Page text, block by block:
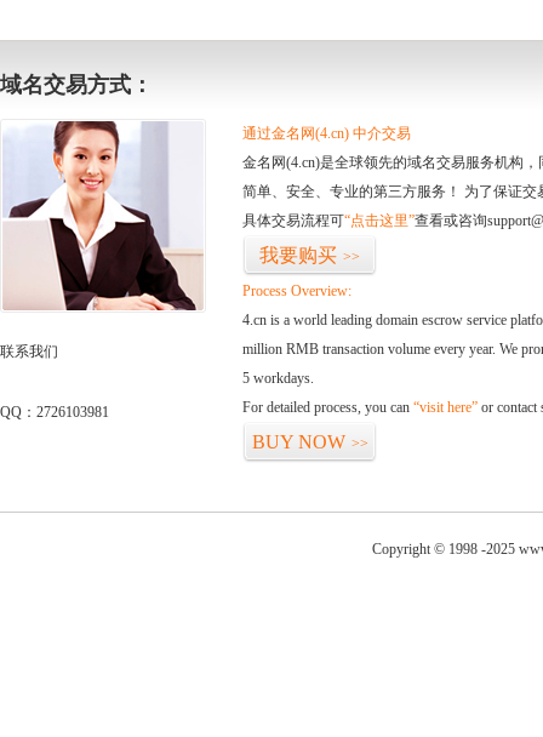
域名交易方式：
联系我们
QQ：2726103981
通过金名网(4.cn) 中介交易
金名网(4.cn)是全球领先的域名交易服务机构
简单、安全、专业的第三方服务！ 为了保证
具体交易流程可“点击这里”查看或咨询
我要购买 >>
Process Overview:
4.cn is a world leading domain escrow service
million RMB transaction volume every year. We
5 workdays.
For detailed process, you can “visit here” or contact
BUY NOW >>
Copyright © 1998 -2025